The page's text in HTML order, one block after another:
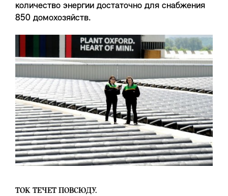
количество энергии достаточно для снабжения
850 домохозяйств.
ТОК ТЕЧЕТ ПОВСЮДУ.